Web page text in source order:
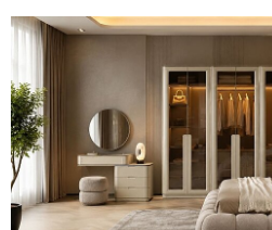
GİYİNME
Modern Şıklık, Kişiye
KEŞFET